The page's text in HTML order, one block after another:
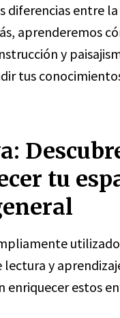
entre
aprenderemos
y
tus
tu
lectura y
enriquecer estos